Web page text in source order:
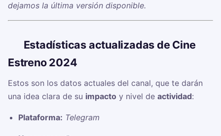
dejamos la última versión disponible.
Estadísticas actualizadas de Cine
Estreno 2024
Estos son los datos actuales del canal, que te darán
una idea clara de su impacto y nivel de actividad:
Plataforma: Telegram